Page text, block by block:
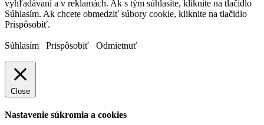
vyhľadávaní a v reklamách. Ak s tým súhlasíte, kliknite na tlačidlo
Súhlasím. Ak chcete obmedziť súbory cookie, kliknite na tlačidlo
Prispôsobiť.
Súhlasím Prispôsobiť Odmietnuť
Close
Nastavenie súkromia a cookies